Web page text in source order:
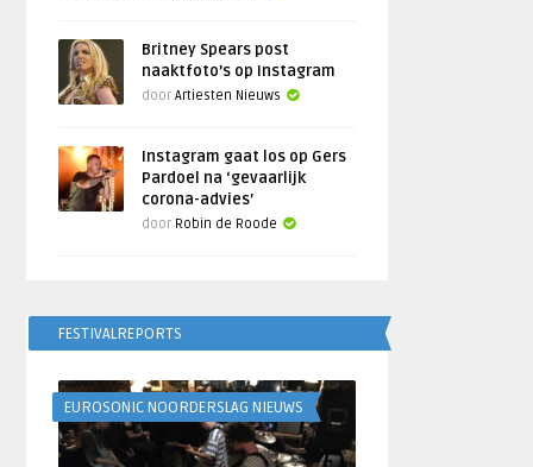
Britney Spears post
naaktfoto’s op Instagram
doorArtiesten Nieuws
Instagram gaat los op Gers
Pardoel na ‘gevaarlijk
corona-advies’
door Robin de Roode
FESTIVALREPORTS
EUROSONIC NOORDERSLAG NIEUWS